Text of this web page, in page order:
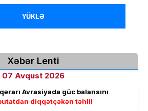
YÜKLƏ
Xəbər Lenti
07 Avqust 2026
Avrasiyada güc balansını
diqqətçəkən təhlil